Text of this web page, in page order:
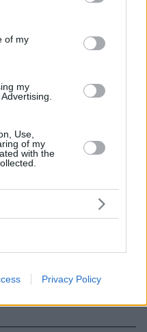
its third-party tags to
purposes in below Google
of my
my
Use,
of my
with the
Privacy Policy
και βίαζε γυναίκες,